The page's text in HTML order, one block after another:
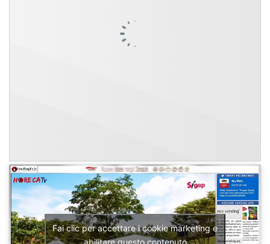
Fai clic per accettare i cookie marketing e
abilitare questo contenuto